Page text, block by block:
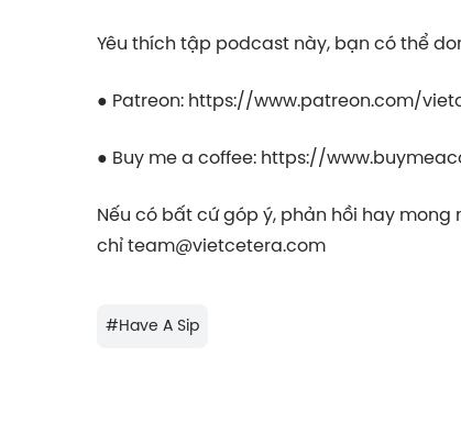
Yêu thích tập podcast này, bạn có thể
● Patreon: https://www.patreon.com/
● Buy me a coffee: https://
Nếu có bất cứ góp ý, phản hồi hay
chỉteam@vietcetera.com
#Have A Sip